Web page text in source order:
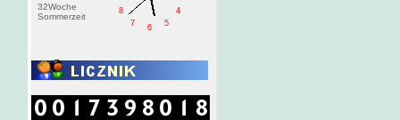
32Woche
Sommerzeit
4
5
6
7
8